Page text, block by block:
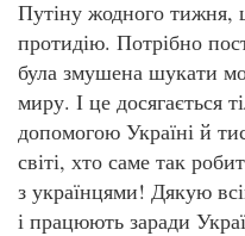
Путіну жодного тижня,
протидію. Потрібно
була змушена шукати
миру. І це досягається
допомогою Україні й
світі, хто саме так
з українцями! Дякую
і працюють заради